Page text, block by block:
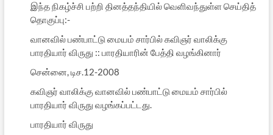
இந்த நிகழ்ச்சி பற்றி தினத்தந்தியில் வெளிவந்துள்ள செய்தித்
தொகுப்பு:-
வானவில் பண்பாட்டு மையம் சார்பில் கவிஞர் வாலிக்கு
பாரதியார் விருது :: பாரதியாரின் பேத்தி வழங்கினார்
சென்னை, டிச.12-2008
கவிஞர் வாலிக்கு வானவில் பண்பாட்டு மையம் சார்பில்
பாரதியார் விருது வழங்கப்பட்டது.
பாரதியார் விருது